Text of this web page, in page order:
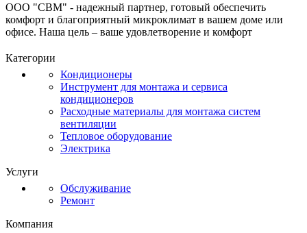
ООО "СВМ" - надежный партнер, готовый обеспечить
комфорт и благоприятный микроклимат в вашем доме или
офисе. Наша цель – ваше удовлетворение и комфорт
Категории
Кондиционеры
Инструмент для монтажа и сервиса
кондиционеров
Расходные материалы для монтажа систем
вентиляции
Тепловое оборудование
Электрика
Услуги
Обслуживание
Ремонт
Компания